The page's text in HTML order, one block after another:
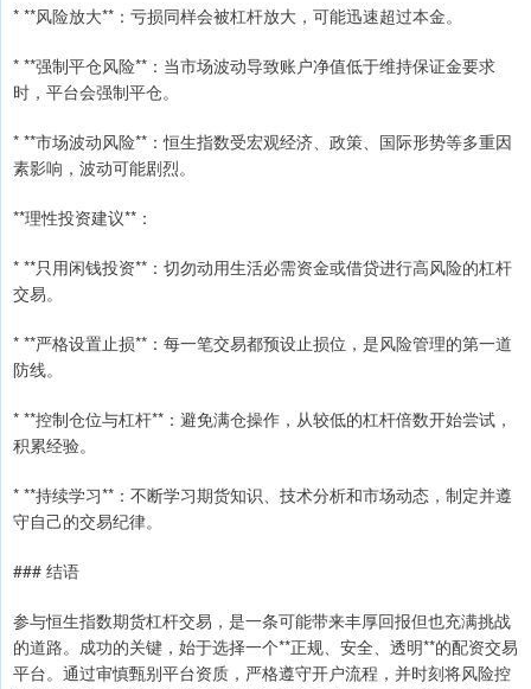
* **风险放大**：亏损同样会被杠杆放大，可能迅速超过本金。
* **强制平仓风险**：当市场波动导致账户净值低于维持保证金要求
时，平台会强制平仓。
* **市场波动风险**：恒生指数受宏观经济、政策、国际形势等多重因
素影响，波动可能剧烈。
**理性投资建议**：
* **只用闲钱投资**：切勿动用生活必需资金或借贷进行高风险的杠杆
交易。
* **严格设置止损**：每一笔交易都预设止损位，是风险管理的第一道
防线。
* **控制仓位与杠杆**：避免满仓操作，从较低的杠杆倍数开始尝试，
积累经验。
* **持续学习**：不断学习期货知识、技术分析和市场动态，制定并遵
守自己的交易纪律。
### 结语
参与恒生指数期货杠杆交易，是一条可能带来丰厚回报但也充满挑战
的道路。成功的关键，始于选择一个**正规、安全、透明**的配资交易
平台。通过审慎甄别平台资质，严格遵守开户流程，并时刻将风险控